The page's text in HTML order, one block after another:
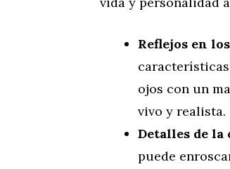
Reflejos en
ojos con un
vivo y realista.
Detalles de la
puede